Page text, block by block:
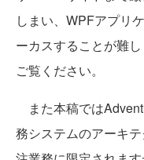
しまい、WPFアプリ
ーカスすることが難
ご覧ください。
また本稿では
務システムのアーキ